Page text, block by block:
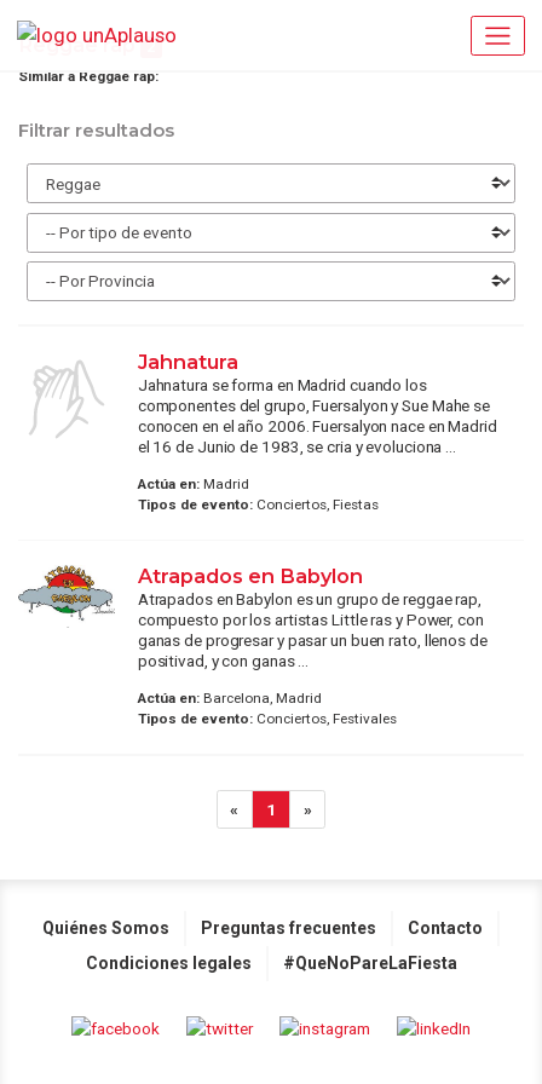
Reggae rap 2
Similar a Reggae rap:
Filtrar resultados
Jahnatura
Jahnatura se forma en Madrid cuando los
componentes del grupo, Fuersalyon y Sue Mahe se
conocen en el año 2006. Fuersalyon nace en Madrid
el 16 de Junio de 1983, se cria y evoluciona ...
Actúa en:Madrid
Tipos de evento:Conciertos, Fiestas
Atrapados en Babylon
Atrapados en Babylon es un grupo de reggae rap,
compuesto por los artistas Little ras y Power, con
ganas de progresar y pasar un buen rato, llenos de
positivad, y con ganas ...
Actúa en:Barcelona, Madrid
Tipos de evento:Conciertos, Festivales
« 1 »
Quiénes Somos Preguntas frecuentes
Contacto
Condiciones legales
#QueNoPareLaFiesta